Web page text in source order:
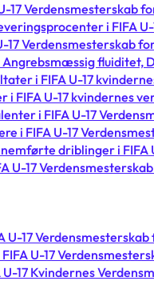
17 Verdensmesterskab
i FIFA
17 Verdensmesterskab
Angrebsmæssig fluiditet,
i FIFA U-17
FIFA U-17 kvindernes
i FIFA U-17
i FIFA U-17
driblinger i
U-17
U-17
U-17
U-17 Kvindernes